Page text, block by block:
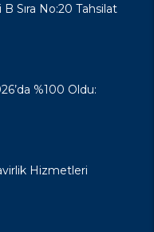
Sıra No:20 Tahsilat
%100 Oldu:
Hizmetleri